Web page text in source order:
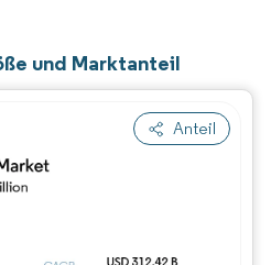
und Marktanteil
Anteil